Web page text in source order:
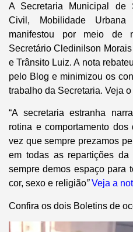
A Secretaria Municipal de
Civil, Mobilidade
manifestou por meio de
Secretário Cledinilson
e Trânsito Luiz. A nota
pelo Blog e minimizou os
trabalho da Secretaria. Veja
“A secretaria estranha
rotina e comportamento
vez que sempre prezamos
em todas as repartições da
sempre demos espaço para
cor, sexo e religião”Veja a
Confira os dois Boletins de